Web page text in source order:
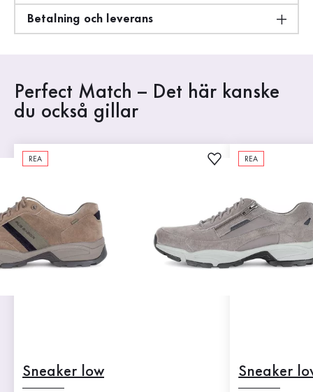
Betalning och leverans
Perfect Match – Det här kanske
du också gillar
REA
Sneaker low
REA
Sneaker